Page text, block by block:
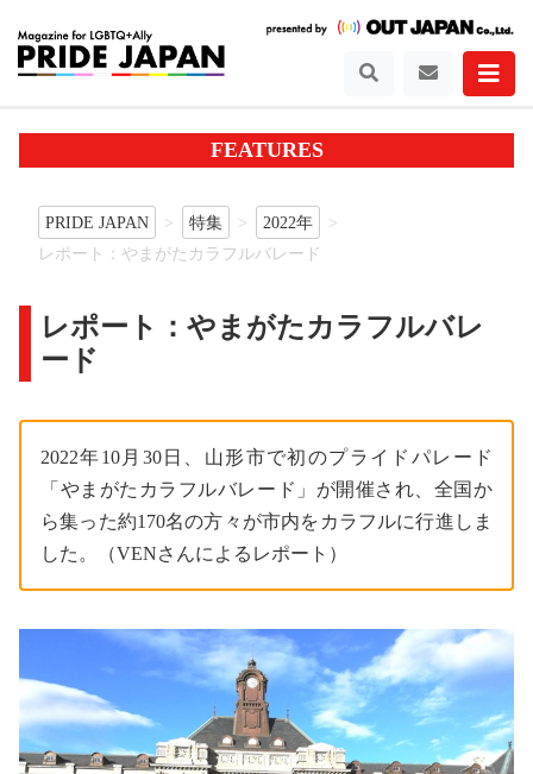
FEATURES
PRIDE JAPAN 特集
2022年
レポート：やまがたカラフルバレード
レポート：やまがたカラフルバレ
ード
2022年10月30日、山形市で初のプライドパレード
「やまがたカラフルバレード」が開催され、全国か
ら集った約170名の方々が市内をカラフルに行進しま
した。（VENさんによるレポート）